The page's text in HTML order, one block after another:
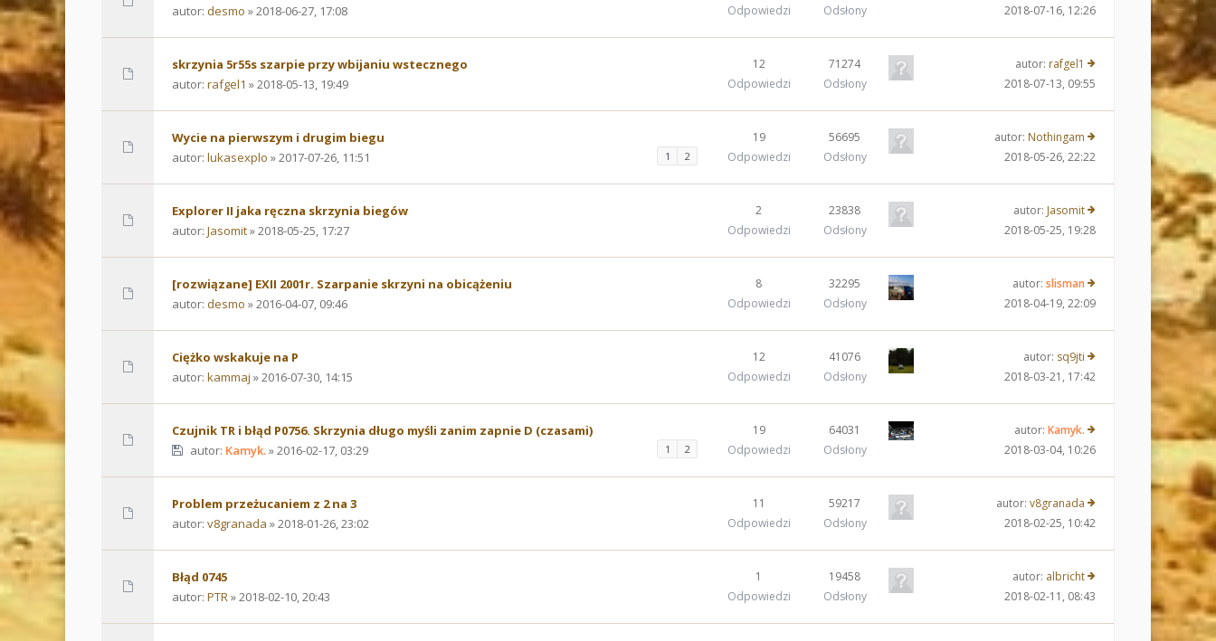
autor: desmo » 2018-06-27, 17:08
Odpowiedzi
Odsłony
2018-07-16, 12:26
skrzynia 5r55s szarpie przy wbijaniu wstecznego
autor: rafgel1 » 2018-05-13, 19:49
12
Odpowiedzi
71274
Odsłony
autor: rafgel1
2018-07-13, 09:55
Wycie na pierwszym i drugim biegu
autor: lukasexplo » 2017-07-26, 11:51 1 2
19
Odpowiedzi
56695
Odsłony
autor: Nothingam
2018-05-26, 22:22
Explorer II jaka ręczna skrzynia biegów
autor: Jasomit» 2018-05-25, 17:27
2
Odpowiedzi
23838
Odsłony
autor: Jasomit
2018-05-25, 19:28
[rozwiązane] EXII 2001r. Szarpanie skrzyni na obicążeniu
autor: desmo » 2016-04-07, 09:46
8
Odpowiedzi
32295
Odsłony
autor: slisman
2018-04-19, 22:09
Ciężko wskakuje na P
autor: kammaj » 2016-07-30, 14:15
12
Odpowiedzi
41076
Odsłony
autor: sq9jti
2018-03-21, 17:42
Czujnik TR i błąd P0756. Skrzynia długo myśli zanim zapnie D (czasami)
autor: Kamyk.» 2016-02-17, 03:29 1 2
19
Odpowiedzi
64031
Odsłony
autor: Kamyk.
2018-03-04, 10:26
Problem przeżucaniem z 2 na 3
autor: v8granada » 2018-01-26, 23:02
11
Odpowiedzi
59217
Odsłony
autor: v8granada
2018-02-25, 10:42
Błąd 0745
autor: PTR» 2018-02-10, 20:43
1
Odpowiedzi
19458
Odsłony
autor: albricht
2018-02-11, 08:43